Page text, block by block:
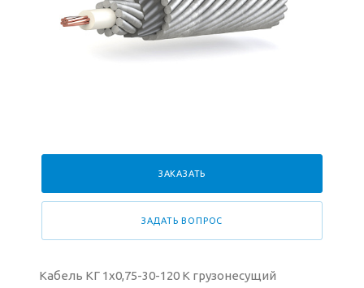
ЗАКАЗАТЬ
ЗАДАТЬ ВОПРОС
Кабель КГ 1х0,75-30-120 К грузонесущий